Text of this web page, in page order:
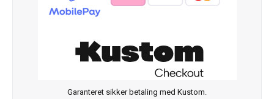
Garanteret sikker betaling med Kustom.